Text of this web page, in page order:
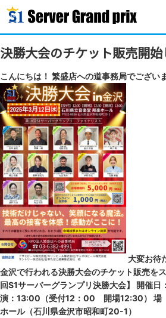
決勝大会のチケット販売開始
こんにちは！ 繁盛店への道事務局でございま
大変お待
金沢で行われる決勝大会のチケット販売を
回S1サーバーグランプリ決勝大会】 開催
演：13:00（受付12：00 開場12:30） 場
ホール（石川県金沢市昭和町20-1）